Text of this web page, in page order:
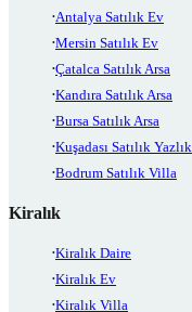
Antalya Satılık Ev
Mersin Satılık Ev
Çatalca Satılık Arsa
Kandıra Satılık Arsa
Bursa Satılık Arsa
Kuşadası Satılık Yazlık
Bodrum Satılık Villa
Kiralık
Kiralık Daire
Kiralık Ev
Kiralık Villa